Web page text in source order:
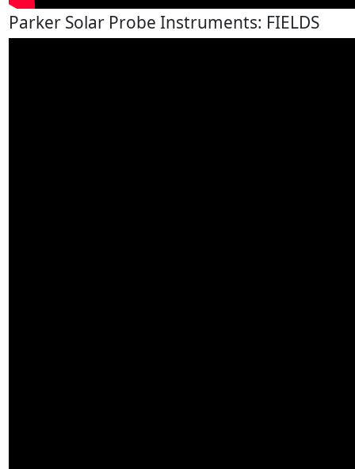
Parker Solar Probe Instruments: FIELDS